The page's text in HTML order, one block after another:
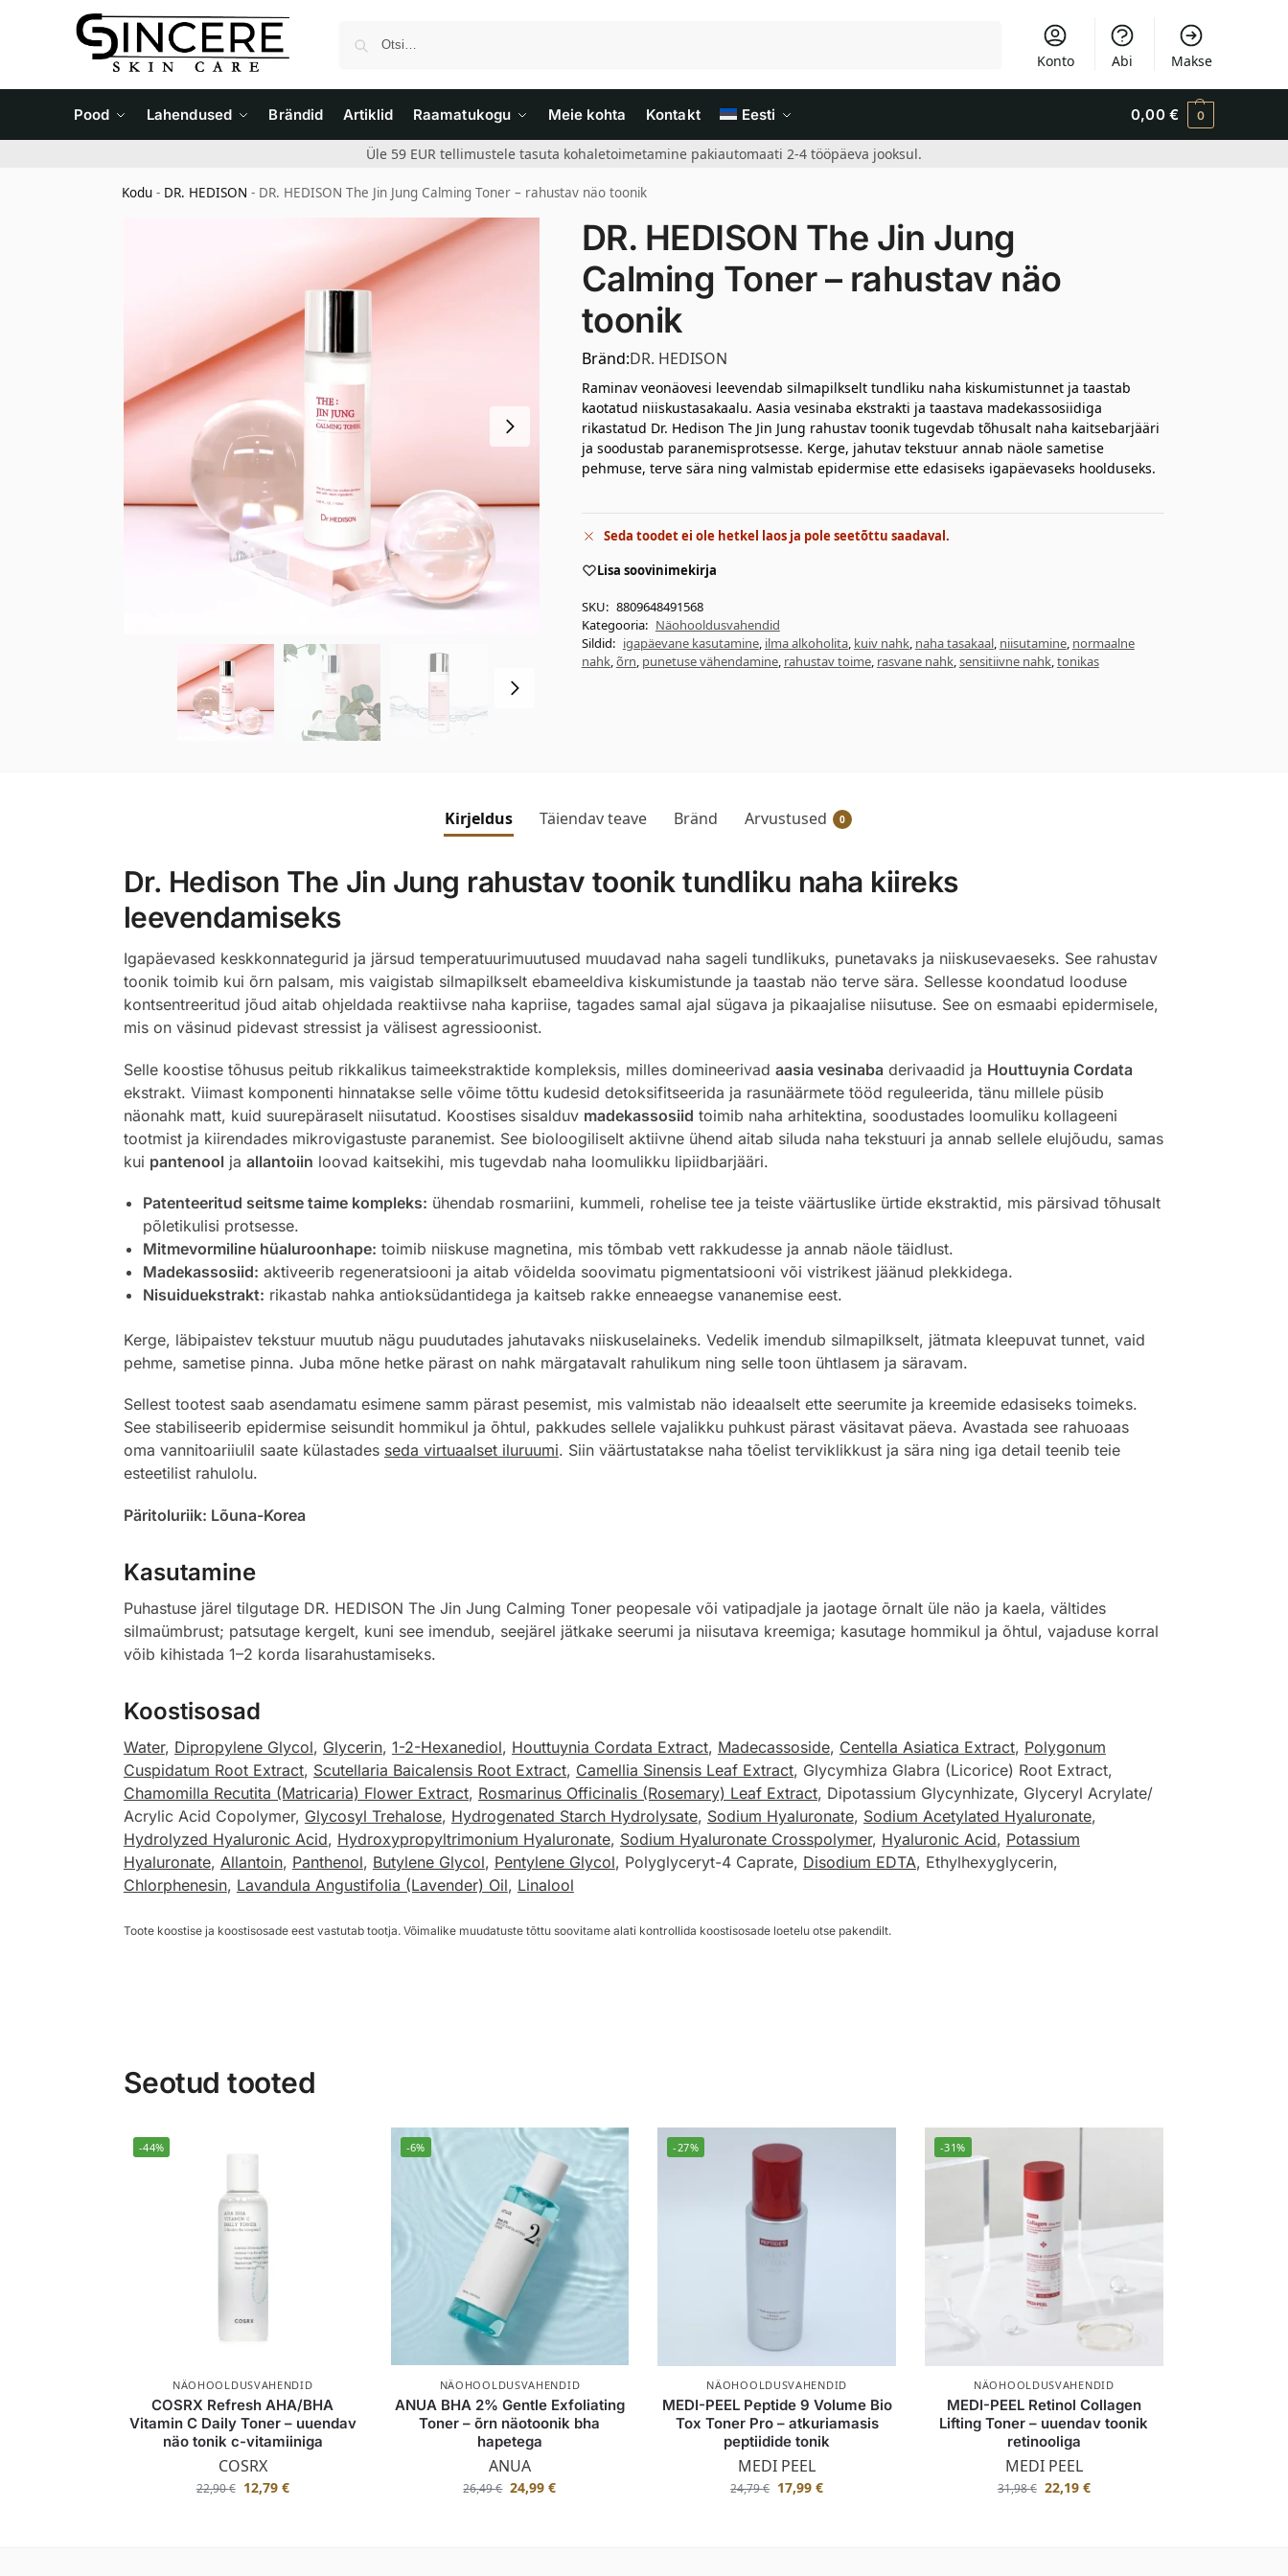
Konto Abi Makse
Pood Lahendused Brändid Artiklid Raamatukogu Meie kohta Kontakt Eesti 0,00 € 0
Üle 59 EUR tellimustele tasuta kohaletoimetamine pakiautomaati 2-4 tööpäeva jooksul.
Kodu - DR. HEDISON - DR. HEDISON The Jin Jung Calming Toner – rahustav näo toonik
DR. HEDISON The Jin Jung
Calming Toner – rahustav näo
toonik
Bränd:DR. HEDISON
Raminav veonäovesi leevendab silmapilkselt tundliku naha kiskumistunnet ja taastab
kaotatud niiskustasakaalu. Aasia vesinaba ekstrakti ja taastava madekassosiidiga
rikastatud Dr. Hedison The Jin Jung rahustav toonik tugevdab tõhusalt naha kaitsebarjääri
ja soodustab paranemisprotsesse. Kerge, jahutav tekstuur annab näole sametise
pehmuse, terve sära ning valmistab epidermise ette edasiseks igapäevaseks hoolduseks.
Seda toodet ei ole hetkel laos ja pole seetõttu saadaval.
Lisa soovinimekirja
SKU: 8809648491568
Kategooria: Näohooldusvahendid
Sildid: igapäevane kasutamine, ilma alkoholita, kuiv nahk, naha tasakaal, niisutamine, normaalne
nahk,õrn, punetuse vähendamine, rahustav toime, rasvane nahk,sensitiivne nahk,tonikas
Kirjeldus Täiendav teave Bränd Arvustused 0
Dr. Hedison The Jin Jung rahustav toonik tundliku naha kiireks
leevendamiseks
Igapäevased keskkonnategurid ja järsud temperatuurimuutused muudavad naha sageli tundlikuks, punetavaks ja niiskusevaeseks. See rahustav
toonik toimib kui õrn palsam, mis vaigistab silmapilkselt ebameeldiva kiskumistunde ja taastab näo terve sära. Sellesse koondatud looduse
kontsentreeritud jõud aitab ohjeldada reaktiivse naha kapriise, tagades samal ajal sügava ja pikaajalise niisutuse. See on esmaabi epidermisele,
mis on väsinud pidevast stressist ja välisest agressioonist.
Selle koostise tõhusus peitub rikkalikus taimeekstraktide kompleksis, milles domineerivad aasia vesinaba derivaadid ja Houttuynia Cordata
ekstrakt. Viimast komponenti hinnatakse selle võime tõttu kudesid detoksifitseerida ja rasunäärmete tööd reguleerida, tänu millele püsib
näonahk matt, kuid suurepäraselt niisutatud. Koostises sisalduv madekassosiid toimib naha arhitektina, soodustades loomuliku kollageeni
tootmist ja kiirendades mikrovigastuste paranemist. See bioloogiliselt aktiivne ühend aitab siluda naha tekstuuri ja annab sellele elujõudu, samas
kui pantenool ja allantoiin loovad kaitsekihi, mis tugevdab naha loomulikku lipiidbarjääri.
Patenteeritud seitsme taime kompleks: ühendab rosmariini, kummeli, rohelise tee ja teiste väärtuslike ürtide ekstraktid, mis pärsivad tõhusalt
põletikulisi protsesse.
Mitmevormiline hüaluroonhape: toimib niiskuse magnetina, mis tõmbab vett rakkudesse ja annab näole täidlust.
Madekassosiid: aktiveerib regeneratsiooni ja aitab võidelda soovimatu pigmentatsiooni või vistrikest jäänud plekkidega.
Nisuiduekstrakt: rikastab nahka antioksüdantidega ja kaitseb rakke enneaegse vananemise eest.
Kerge, läbipaistev tekstuur muutub nägu puudutades jahutavaks niiskuselaineks. Vedelik imendub silmapilkselt, jätmata kleepuvat tunnet, vaid
pehme, sametise pinna. Juba mõne hetke pärast on nahk märgatavalt rahulikum ning selle toon ühtlasem ja säravam.
Sellest tootest saab asendamatu esimene samm pärast pesemist, mis valmistab näo ideaalselt ette seerumite ja kreemide edasiseks toimeks.
See stabiliseerib epidermise seisundit hommikul ja õhtul, pakkudes sellele vajalikku puhkust pärast väsitavat päeva. Avastada see rahuoaas
oma vannitoariiulil saate külastades seda virtuaalset iluruumi. Siin väärtustatakse naha tõelist terviklikkust ja sära ning iga detail teenib teie
esteetilist rahulolu.
Päritoluriik: Lõuna-Korea
Kasutamine
Puhastuse järel tilgutage DR. HEDISON The Jin Jung Calming Toner peopesale või vatipadjale ja jaotage õrnalt üle näo ja kaela, vältides
silmaümbrust; patsutage kergelt, kuni see imendub, seejärel jätkake seerumi ja niisutava kreemiga; kasutage hommikul ja õhtul, vajaduse korral
võib kihistada 1–2 korda lisarahustamiseks.
Koostisosad
Water, Dipropylene Glycol, Glycerin, 1-2-Hexanediol, Houttuynia Cordata Extract, Madecassoside, Centella Asiatica Extract, Polygonum
Cuspidatum Root Extract, Scutellaria Baicalensis Root Extract, Camellia Sinensis Leaf Extract, Glycymhiza Glabra (Licorice) Root Extract,
Chamomilla Recutita (Matricaria) Flower Extract, Rosmarinus Officinalis (Rosemary) Leaf Extract, Dipotassium Glycynhizate, Glyceryl Acrylate/
Acrylic Acid Copolymer, Glycosyl Trehalose, Hydrogenated Starch Hydrolysate, Sodium Hyaluronate, Sodium Acetylated Hyaluronate,
Hydrolyzed Hyaluronic Acid, Hydroxypropyltrimonium Hyaluronate, Sodium Hyaluronate Crosspolymer, Hyaluronic Acid, Potassium
Hyaluronate, Allantoin, Panthenol, Butylene Glycol, Pentylene Glycol, Polyglyceryt-4 Caprate, Disodium EDTA, Ethylhexyglycerin,
Chlorphenesin, Lavandula Angustifolia (Lavender) Oil, Linalool
Toote koostise ja koostisosade eest vastutab tootja. Võimalike muudatuste tõttu soovitame alati kontrollida koostisosade loetelu otse pakendilt.
Seotud tooted
-44%
NÄOHOOLDUSVAHENDID
COSRX Refresh AHA/BHA
Vitamin C Daily Toner – uuendav
näo tonik c-vitamiiniga
COSRX
22,90€ 12,79 €
-6%
NÄOHOOLDUSVAHENDID
ANUA BHA 2% Gentle Exfoliating
Toner – õrn näotoonik bha
hapetega
ANUA
26,49€ 24,99€
-27%
NÄOHOOLDUSVAHENDID
MEDI-PEEL Peptide 9 Volume Bio
Tox Toner Pro – atkuriamasis
peptiidide tonik
MEDI PEEL
24,79€ 17,99€
-31%
NÄOHOOLDUSVAHENDID
MEDI-PEEL Retinol Collagen
Lifting Toner – uuendav toonik
retinooliga
MEDI PEEL
31,98€ 22,19 €